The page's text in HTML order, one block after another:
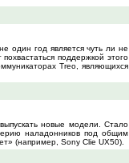
один год является чуть ли не
поддержкой этого
Treo, являющихся
новые модели. Стало
наладонников под общим
(например, Sony Clie UX50).